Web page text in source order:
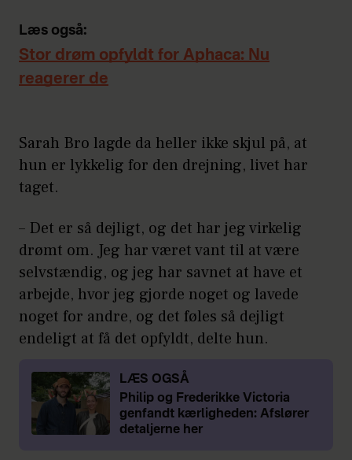
Læs også:
Stor drøm opfyldt for Aphaca: Nu
reagerer de
Sarah Bro lagde da heller ikke skjul på, at
hun er lykkelig for den drejning, livet har
taget.
– Det er så dejligt, og det har jeg virkelig
drømt om. Jeg har været vant til at være
selvstændig, og jeg har savnet at have et
arbejde, hvor jeg gjorde noget og lavede
noget for andre, og det føles så dejligt
endeligt at få det opfyldt, delte hun.
LÆS OGSÅ
Philip og Frederikke Victoria
genfandt kærligheden: Afslører
detaljerne her